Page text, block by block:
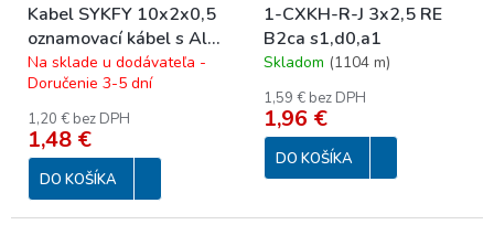
Kabel SYKFY 10x2x0,5
oznamovací kábel s Al
tienením 100V
Na sklade u dodávateľa -
Doručenie 3-5 dní
1,20 € bez DPH
1,48 €
DO KOŠÍKA
1-CXKH-R-J 3x2,5 RE
B2ca s1,d0,a1
Skladom (1104 m)
1,59 € bez DPH
1,96 €
DO KOŠÍKA